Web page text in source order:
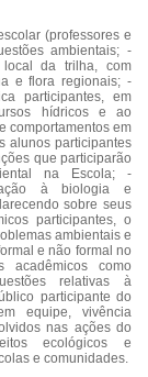
(professores e
ambientais; -
local da trilha, com
e flora regionais; -
participantes, em
hídricos e ao
comportamentos em
alunos participantes
que participarão
na Escola; -
à biologia e
sobre seus
participantes, o
ambientais e
e não formal no
como
relativas à
participante do
equipe, vivência
nas ações do
ecológicos e
e comunidades.